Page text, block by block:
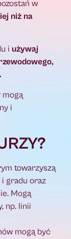
w
niż na
i używaj
mogą
i
towarzyszą
i gradu oraz
Mogą
np. linii
mogą być